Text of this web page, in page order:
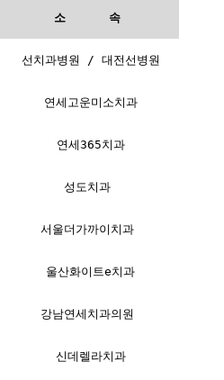
소 속
선치과병원 / 대전선병원
연세고운미소치과
연세365치과
성도치과
서울더가까이치과
울산화이트e치과
강남연세치과의원
신데렐라치과